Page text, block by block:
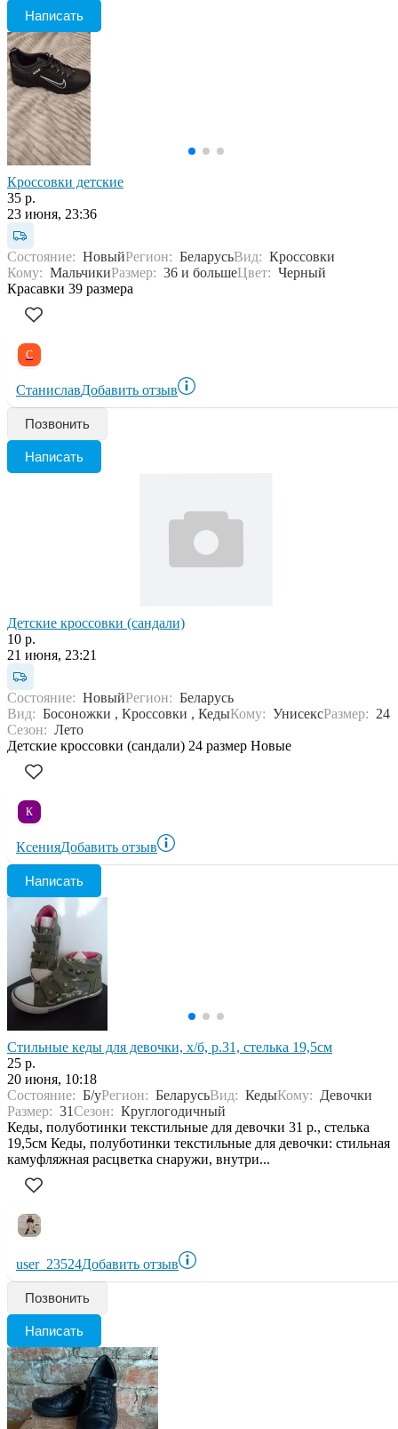
Написать
Кроссовки детские
35 р.
23 июня, 23:36
Состояние: НовыйРегион: БеларусьВид: Кроссовки
Кому: МальчикиРазмер: 36 и большеЦвет: Черный
Красавки 39 размера
С
СтаниславДобавить отзыв
Позвонить
Написать
Детские кроссовки (сандали)
10 р.
21 июня, 23:21
Состояние: НовыйРегион: Беларусь
Вид: Босоножки , Кроссовки , КедыКому: УнисексРазмер: 24
Сезон: Лето
Детские кроссовки (сандали) 24 размер Новые
К
КсенияДобавить отзыв
Написать
Стильные кеды для девочки, х/б, р.31, стелька 19,5см
25 р.
20 июня, 10:18
Состояние: Б/уРегион: БеларусьВид: КедыКому: Девочки
Размер: 31Сезон: Круглогодичный
Кеды, полуботинки текстильные для девочки 31 р., стелька
19,5см Кеды, полуботинки текстильные для девочки: стильная
камуфляжная расцветка снаружи, внутри...
user_23524Добавить отзыв
Позвонить
Написать